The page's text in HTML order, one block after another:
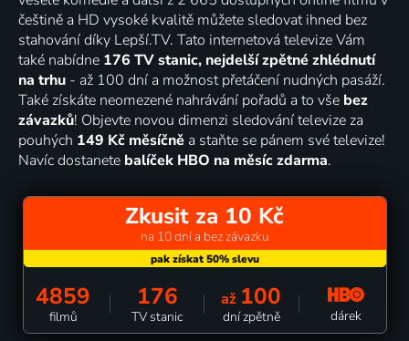
češtině a HD vysoké kvalitě můžete sledovat ihned bez
stahování díky Lepší.TV. Tato internetová televize Vám
také nabídne 176 TV stanic, nejdelší zpětné zhlédnutí
na trhu - až 100 dní a možnost přetáčení nudných pasáží.
Také získáte neomezené nahrávání pořadů a to vše bez
závazků! Objevte novou dimenzi sledování televize za
pouhých 149 Kč měsíčně a staňte se pánem své televize!
Navíc dostanete balíček HBO na měsíc zdarma.
Zkusit za 10 Kč
na 10 dní a bez závazku
4859
filmů
176
TV stanic
až 100
dní zpětně dárek